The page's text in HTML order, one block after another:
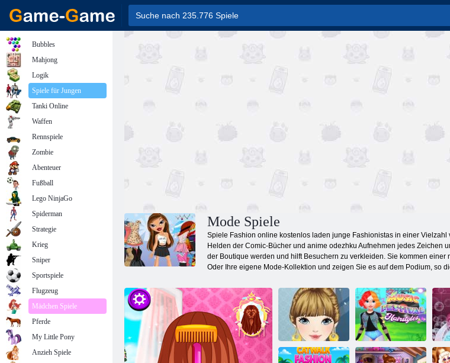
Mode Spiele
Spiele Fashion online kostenlos laden junge Fashionistas in einer
Helden der Comic-Bücher und anime odezhku Aufnehmen jedes
der Boutique werden und hilft Besuchern zu verkleiden. Sie kommen
Oder Ihre eigene Mode-Kollektion und zeigen Sie es auf dem Podium, so
Bubbles
Mahjong
Logik
Spiele für Jungen
Tanki Online
Waffen
Rennspiele
Zombie
Abenteuer
Fußball
Lego NinjaGo
Spiderman
Strategie
Krieg
Sniper
Sportspiele
Flugzeug
Mädchen Spiele
Pferde
My Little Pony
Anzieh Spiele